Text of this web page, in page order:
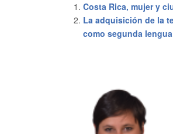
Costa Rica, mujer y
La adquisición de la
como segunda